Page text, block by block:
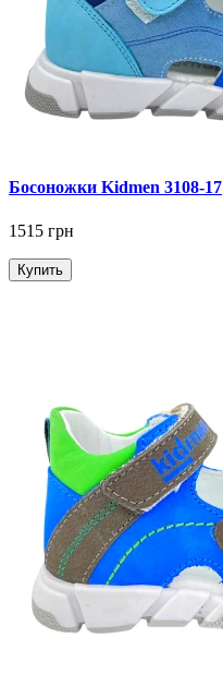
Босоножки Kidmen 3108-17
1515 грн
Купить